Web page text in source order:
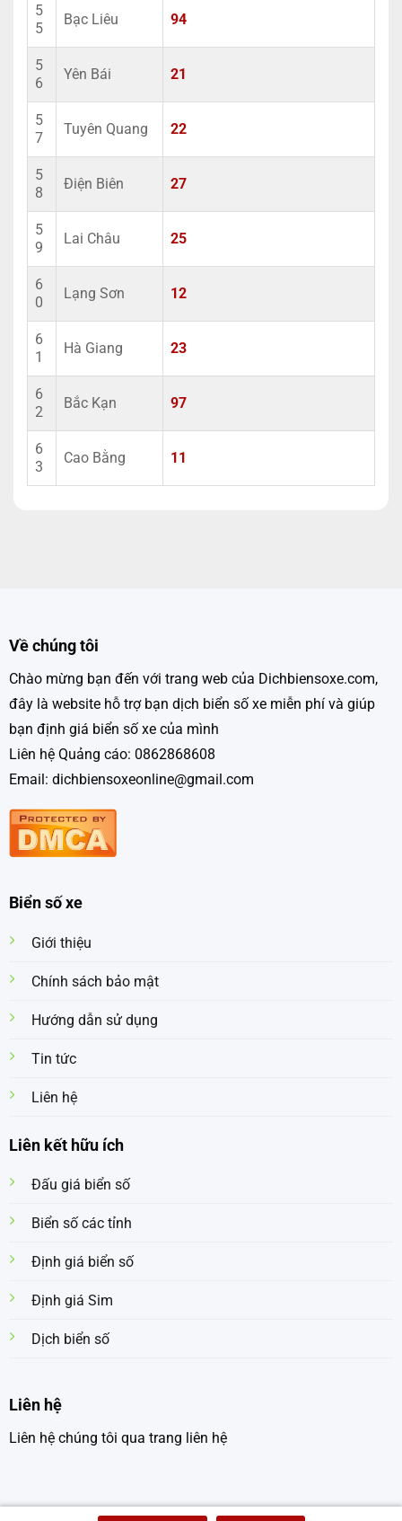
5
5
Bạc Liêu 94
5
6
Yên Bái 21
5
7
Tuyên Quang 22
5
8
Điện Biên 27
5
9
Lai Châu 25
6
0
Lạng Sơn 12
6
1
Hà Giang 23
6
2
Bắc Kạn 97
6
3
Cao Bằng 11
Về chúng tôi
Chào mừng bạn đến với trang web của Dichbiensoxe.com,
đây là website hỗ trợ bạn dịch biển số xe miễn phí và giúp
bạn định giá biển số xe của mình
Liên hệ Quảng cáo: 0862868608
Email: dichbiensoxeonline@gmail.com
Biển số xe
Giới thiệu
Chính sách bảo mật
Hướng dẫn sử dụng
Tin tức
Liên hệ
Liên kết hữu ích
Đấu giá biển số
Biển số các tỉnh
Định giá biển số
Định giá Sim
Dịch biển số
Liên hệ
Liên hệ chúng tôi qua trang liên hệ